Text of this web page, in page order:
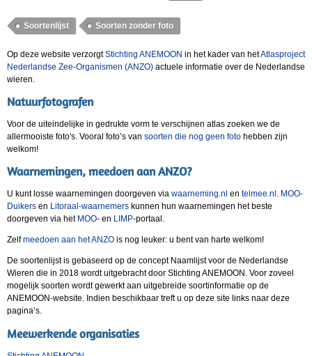
Soortenlijst Soorten zonder foto
Op deze website verzorgtStichting ANEMOON in het kader van hetAtlasproject
Nederlandse Zee-Organismen (ANZO) actuele informatie over de Nederlandse
wieren.
Natuurfotografen
Voor de uiteindelijke in gedrukte vorm te verschijnen atlas zoeken we de
allermooiste foto's. Vooral foto’s van soorten die nog geen foto hebben zijn
welkom!
Waarnemingen, meedoen aan ANZO?
U kunt losse waarnemingen doorgeven via waarneming.nl en telmee.nl . MOO-
Duikers en Litoraal-waarnemers kunnen hun waarnemingen het beste
doorgeven via het MOO- en LIMP-portaal.
Zelfmeedoen aan het ANZO is nog leuker: u bent van harte welkom!
De soortenlijst is gebaseerd op de concept Naamlijst voor de Nederlandse
Wieren die in 2018 wordt uitgebracht door Stichting ANEMOON. Voor zoveel
mogelijk soorten wordt gewerkt aan uitgebreide soortinformatie op de
ANEMOON-website. Indien beschikbaar treft u op deze site links naar deze
pagina’s.
Meewerkende organisaties